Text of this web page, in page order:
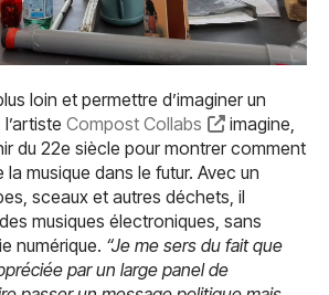
loin et permettre d’imaginer un
Compost Collabs
imagine,
du 22e siècle pour montrer comment
musique dans le futur. Avec un
sceaux et autres déchets, il
musiques électroniques, sans
numérique. “Je me sers du fait que
par un large panel de